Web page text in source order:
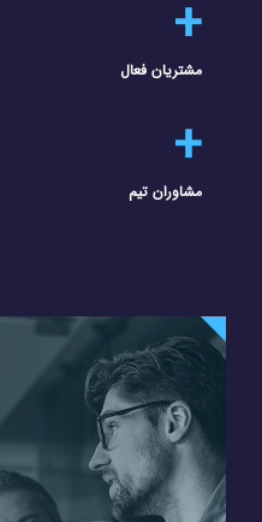
+
مشتریان فعال
+
مشاوران تیم